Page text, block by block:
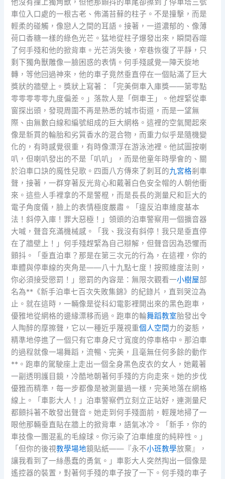
他沒有撞上獨角獸，但他那顫抖的車尾卻擦到了停車塔三號
車位入口處的一根古老、佈滿苔蘚的柱子。不是撞擊，而是
輕柔的碰觸，像戀人之間的耳語。接著，一道濃郁的、像薄
荷口香糖一樣的綠色光芒。猛地從柱子爆發出來，瞬間吞噬
了何手殘和他的掀背車。光芒消失後，窄巷恢復了平靜，只
剩下獨角獸雕像一臉困惑的表情。何手殘感覺一陣天旋地
轉，等他回過神來，他的車子竟然垂直停在一個貼滿了巨大
獎狀的牆壁上。獎狀上寫著：「完美倒車入庫獎——第零點
零零零零零九度偏差。」落款人是「倒車王」。他趕緊從車
窗探出頭，發現周圍不再是熟悉的城市街道，而是一望無
際、由無數白線和編號組成的巨大網格。這裡的空氣聞起來
像是新買的輪胎和劣質香水的混合物，而重力似乎是隨機變
化的，有時感覺很重，有時像漂浮在游泳池裡。他試圖按喇
叭，但喇叭發出的不是「叭叭」，而是他童年時學會的、關
於泊車口訣的魔性兒歌。四面八方傳來了刺耳的九宮格剎車
聲，接著，一群穿著反光背心和戴著白色安全帽的人朝他衝
來。這些人手裡拿的不是警棍，而是長長的測量尺和巨大的
電子角度儀，臉上的表情極度嚴肅。「違反泊車維度基本
法！斜停入庫！罪大惡極！」領頭的泊車警察用一個擴音器
大喊，聲音充滿機械感。「我、我沒有斜停！我只是垂直停
在了牆壁上！」何手殘趕緊為自己辯解，但聲音因為恐懼而
顫抖。「垂直泊車？那是在第三次元的行為，在這裡，你的
車體與停車線的夾角是——八十九點七度！按照維度法則，
你必須接受懲罰！」懲罰的內容是：無限次觀看一小樹屋部
名為**《新手泊車七百次失敗集錦》的紀錄片，直到哭泣為
止。就在這時，一輛像是從科幻電影裡開出來的黑色跑車，
優雅地從網格的邊緣漂移而過。跑車的輪舞蹈教室胎發出令
人陶醉的摩擦聲，它以一種近乎蔑視重個人空間力的姿態，
精準地停進了一個只有它車身尺寸寬度的停車格中。那泊車
的過程就像一場舞蹈，流暢、完美，且毫無任何多餘的動作
**。跑車的駕駛座上走出一個全身黑色皮衣的女人，她戴著
一副透明護目鏡，冷酷地朝著何手殘的方向走來。她的步伐
優雅而精準，每一步都像是被測量過一樣，完美地落在網格
線上。「車影大人！」泊車警察們立刻立正站好，連測量尺
都顫抖著不敢發出聲音。她走到何手殘面前，輕蔑地掃了一
眼他那輛垂直貼在牆上的掀背車，語氣冰冷。「新手，你的
車技像一團混亂的毛線球。你污染了泊車維度的純粹性。」
「但你的後視教學場地鏡貼紙——『永不小班教學放棄』，
讓我看到了一絲愚蠢的勇氣。」車影大人突然掏出一個像是
遙控器的裝置，對著何手殘的車子按了一下。何手殘的車子